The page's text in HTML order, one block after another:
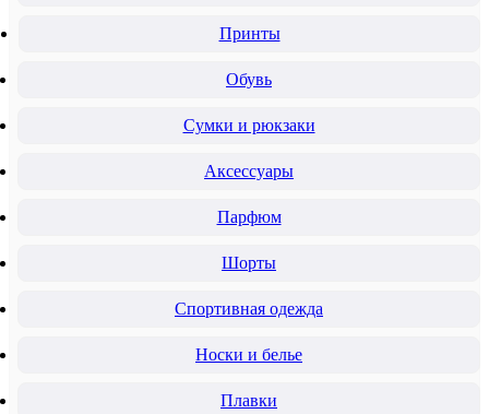
Принты
Обувь
Сумки и рюкзаки
Аксессуары
Парфюм
Шорты
Спортивная одежда
Носки и белье
Плавки